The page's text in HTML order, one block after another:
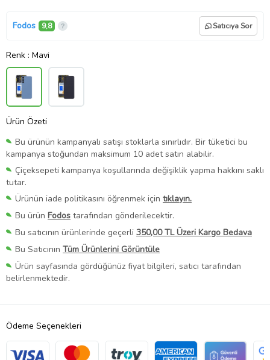
Fodos 9,8 Satıcıya Sor
Renk : Mavi
Ürün Özeti
Bu ürünün kampanyalı satışı stoklarla sınırlıdır. Bir tüketici bu
kampanya stoğundan maksimum 10 adet satın alabilir.
Çiçeksepeti kampanya koşullarında değişiklik yapma hakkını saklı
tutar.
Ürünün iade politikasını öğrenmek için tıklayın.
Bu ürün Fodos tarafından gönderilecektir.
Bu satıcının ürünlerinde geçerli 350,00 TL Üzeri Kargo Bedava
Bu Satıcının Tüm Ürünlerini Görüntüle
Ürün sayfasında gördüğünüz fiyat bilgileri, satıcı tarafından
belirlenmektedir.
Ödeme Seçenekleri